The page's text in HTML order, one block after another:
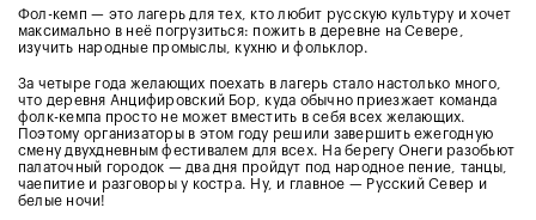
Фол-кемп — это лагерь для тех, кто любит русскую культуру и хочет
максимально в неё погрузиться: пожить в деревне на Севере,
изучить народные промыслы, кухню и фольклор.
За четыре года желающих поехать в лагерь стало настолько много,
что деревня Анцифировский Бор, куда обычно приезжает команда
фолк-кемпа просто не может вместить в себя всех желающих.
Поэтому организаторы в этом году решили завершить ежегодную
смену двухдневным фестивалем для всех. На берегу Онеги разобьют
палаточный городок — два дня пройдут под народное пение, танцы,
чаепитие и разговоры у костра. Ну, и главное — Русский Север и
белые ночи!